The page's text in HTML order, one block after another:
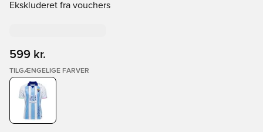
Ekskluderet fra vouchers
599 kr.
TILGÆNGELIGE FARVER